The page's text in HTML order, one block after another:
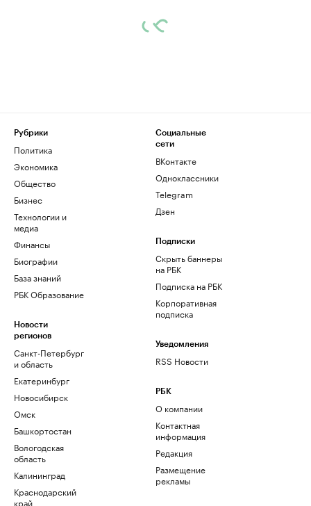
Рубрики
Политика
Экономика
Общество
Бизнес
Технологии и
медиа
Финансы
Биографии
База знаний
РБК Образование
Новости
регионов
Санкт-Петербург
и область
Екатеринбург
Новосибирск
Омск
Башкортостан
Вологодская
область
Калининград
Краснодарский
край
Социальные
сети
ВКонтакте
Одноклассники
Telegram
Дзен
Подписки
Скрыть баннеры
на РБК
Подписка на РБК
Корпоративная
подписка
Уведомления
RSS Новости
РБК
О компании
Контактная
информация
Редакция
Размещение
рекламы